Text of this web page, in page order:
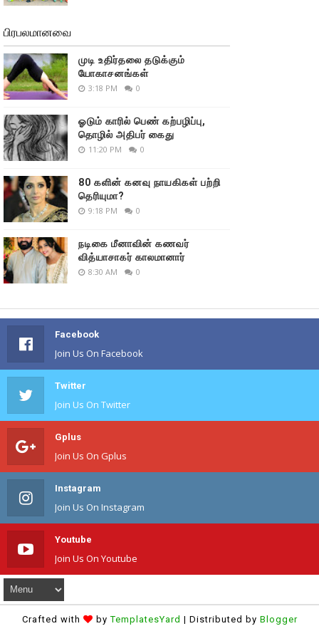
பிரபலமானவை
முடி உதிர்தலை தடுக்கும்
யோகாசனங்கள்
3:18 PM 0
ஓடும் காரில் பெண் கற்பழிப்பு,
தொழில் அதிபர் கைது
11:20 PM 0
80 களின் கனவு நாயகிகள் பற்றி
தெரியுமா?
9:18 PM 0
நடிகை மீனாவின் கணவர்
வித்யாசாகர் காலமானார்
8:30 AM 0
Facebook
Join Us On Facebook
Twitter
Join Us On Twitter
Gplus
Join Us On Gplus
Instagram
Join Us On Instagram
Youtube
Join Us On Youtube
Crafted with byTemplatesYard | Distributed by Blogger